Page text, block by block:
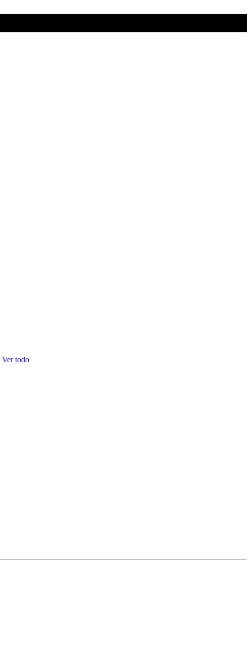
Ver todo